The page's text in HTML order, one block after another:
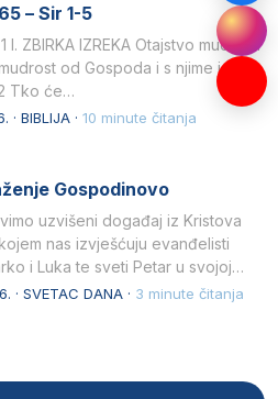
– Sir 1-5
ZBIRKA IZREKA Otajstvo mudrosti
od Gospoda i s njime je
Tko će…
· BIBLIJA · 10 minute čitanja
Gospodinovo
uzvišeni događaj iz Kristova
nas izvješćuju evanđelisti
i Luka te sveti Petar u svojoj
· SVETAC DANA · 3 minute čitanja